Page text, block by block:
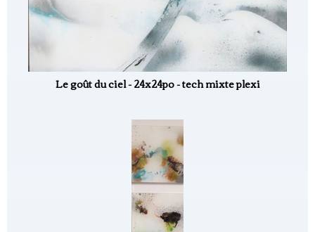
Le goût du ciel - 24x24po - tech mixte plexi